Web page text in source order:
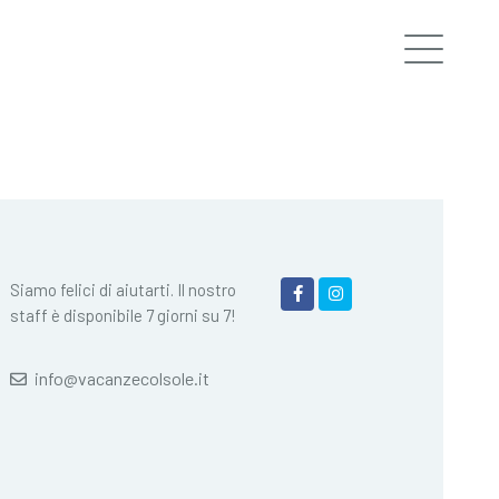
Siamo felici di aiutarti. Il nostro
staff è disponibile 7 giorni su 7!
info@vacanzecolsole.it